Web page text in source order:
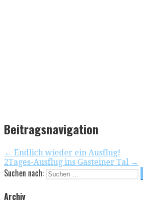
Beitragsnavigation
← Endlich wieder ein Ausflug!
2Tages-Ausflug ins Gasteiner Tal →
Suchen nach:
Archiv